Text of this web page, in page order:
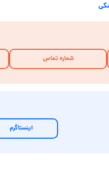
شماره تماس
اینستاگرم